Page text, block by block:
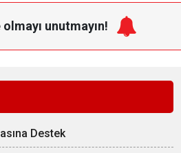
unutmayın!
Destek